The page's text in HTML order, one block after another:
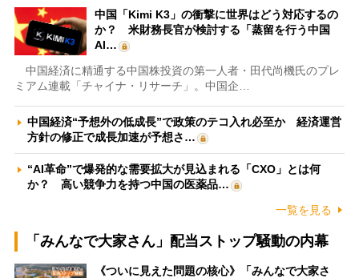
中国「Kimi K3」の衝撃に世界はどう対応するの
か？ 米財務長官が検討する「蒸留を行う中国
AI…
中国経済に精通する中国株投資の第一人者・田代尚機氏のプレ
ミアム連載「チャイナ・リサーチ」。中国企…
中国経済“予想外の低成長”で政策のテコ入れ必至か 経済運営
方針の修正で成長加速が予想さ…
“AI革命”で爆発的な需要拡大が見込まれる「CXO」とは何
か？ 高い競争力を持つ中国の医薬品…
一覧を見る
「みんなで大家さん」配当ストップ騒動の内幕
《ついに見えた問題の核心》「みんなで大家さ